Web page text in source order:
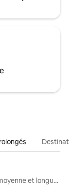
Locations moyenne et longue durée